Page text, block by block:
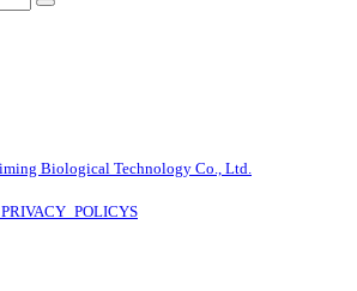
Biological Technology Co., Ltd.